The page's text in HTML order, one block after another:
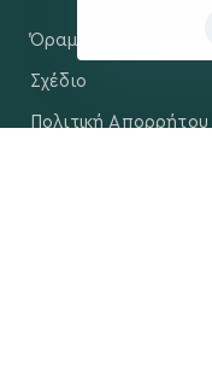
Όραμα
Σχέδιο
Πολιτική Απορρήτου